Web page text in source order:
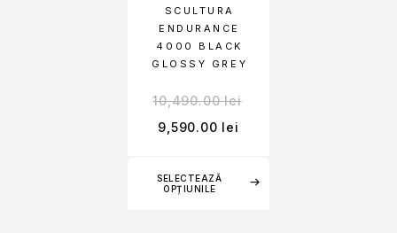
SELECTEAZĂ
OPȚIUNILE
SCULTURA
ENDURANCE
4000 BLACK
GLOSSY GREY
10,490.00lei
9,590.00 lei